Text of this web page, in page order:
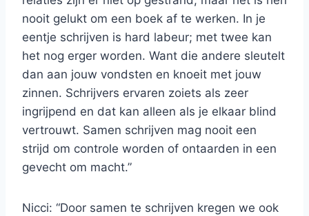
nooit gelukt om een boek af te werken. In je
eentje schrijven is hard labeur; met twee kan
het nog erger worden. Want die andere sleutelt
dan aan jouw vondsten en knoeit met jouw
zinnen. Schrijvers ervaren zoiets als zeer
ingrijpend en dat kan alleen als je elkaar blind
vertrouwt. Samen schrijven mag nooit een
strijd om controle worden of ontaarden in een
gevecht om macht.”
Nicci: “Door samen te schrijven kregen we ook